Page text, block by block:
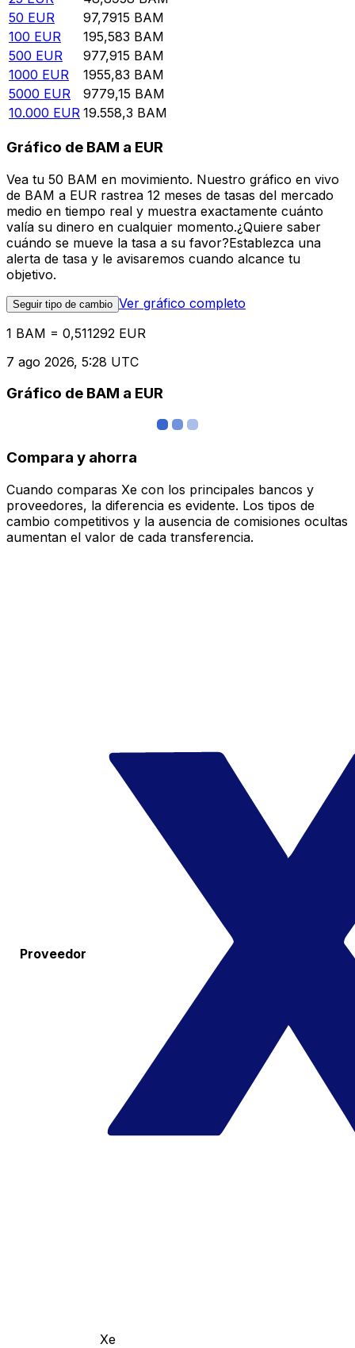
50 EUR 97,7915 BAM
100 EUR 195,583 BAM
500 EUR 977,915 BAM
1000 EUR 1955,83 BAM
5000 EUR 9779,15 BAM
10.000 EUR 19.558,3 BAM
Gráfico de BAM a EUR
Vea tu 50 BAM en movimiento. Nuestro gráfico en vivo
de BAM a EUR rastrea 12 meses de tasas del mercado
medio en tiempo real y muestra exactamente cuánto
valía su dinero en cualquier momento.¿Quiere saber
cuándo se mueve la tasa a su favor?Establezca una
alerta de tasa y le avisaremos cuando alcance tu
objetivo.
Seguir tipo de cambio Ver gráfico completo
1 BAM = 0,511292 EUR
7 ago 2026, 5:28 UTC
Gráfico de BAM a EUR
Compara y ahorra
Cuando comparas Xe con los principales bancos y
proveedores, la diferencia es evidente. Los tipos de
cambio competitivos y la ausencia de comisiones ocultas
aumentan el valor de cada transferencia.
Proveedor
Xe